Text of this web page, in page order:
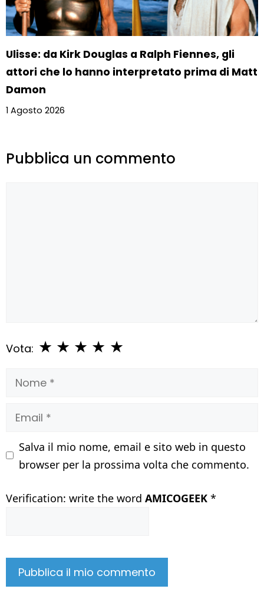
Ulisse: da Kirk Douglas a Ralph Fiennes, gli
attori che lo hanno interpretato prima di Matt
Damon
1 Agosto 2026
Pubblica un commento
Vota: ★
★
★
★
★
Nome
Email
Salva il mio nome, email e sito web in questo
browser per la prossima volta che commento.
Verification: write the word AMICOGEEK *